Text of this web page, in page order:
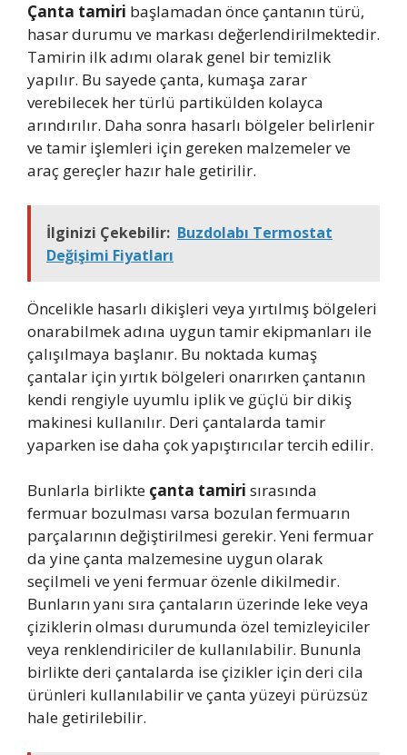
Çanta tamiri başlamadan önce çantanın türü,
hasar durumu ve markası değerlendirilmektedir.
Tamirin ilk adımı olarak genel bir temizlik
yapılır. Bu sayede çanta, kumaşa zarar
verebilecek her türlü partikülden kolayca
arındırılır. Daha sonra hasarlı bölgeler belirlenir
ve tamir işlemleri için gereken malzemeler ve
araç gereçler hazır hale getirilir.
İlginizi Çekebilir: Buzdolabı Termostat
Değişimi Fiyatları
Öncelikle hasarlı dikişleri veya yırtılmış bölgeleri
onarabilmek adına uygun tamir ekipmanları ile
çalışılmaya başlanır. Bu noktada kumaş
çantalar için yırtık bölgeleri onarırken çantanın
kendi rengiyle uyumlu iplik ve güçlü bir dikiş
makinesi kullanılır. Deri çantalarda tamir
yaparken ise daha çok yapıştırıcılar tercih edilir.
Bunlarla birlikte çanta tamiri sırasında
fermuar bozulması varsa bozulan fermuarın
parçalarının değiştirilmesi gerekir. Yeni fermuar
da yine çanta malzemesine uygun olarak
seçilmeli ve yeni fermuar özenle dikilmedir.
Bunların yanı sıra çantaların üzerinde leke veya
çiziklerin olması durumunda özel temizleyiciler
veya renklendiriciler de kullanılabilir. Bununla
birlikte deri çantalarda ise çizikler için deri cila
ürünleri kullanılabilir ve çanta yüzeyi pürüzsüz
hale getirilebilir.